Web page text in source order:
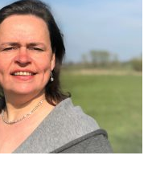
Ausbildung & Studium
Kinderorthopädie